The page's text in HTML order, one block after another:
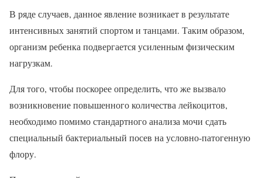
В ряде случаев, данное явление возникает в результате
интенсивных занятий спортом и танцами. Таким образом,
организм ребенка подвергается усиленным физическим
нагрузкам.
Для того, чтобы поскорее определить, что же вызвало
возникновение повышенного количества лейкоцитов,
необходимо помимо стандартного анализа мочи сдать
специальный бактериальный посев на условно-патогенную
флору.